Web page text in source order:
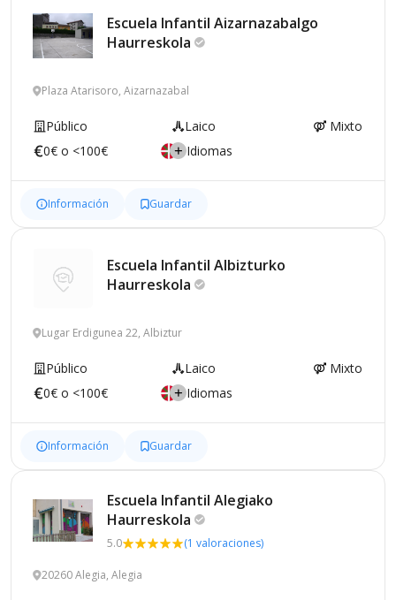
Escuela Infantil Aizarnazabalgo
Haurreskola
Plaza Atarisoro, Aizarnazabal
Público Laico
Mixto
0€ o <100€
Idiomas
Información Guardar
Escuela Infantil Albizturko
Haurreskola
Lugar Erdigunea 22, Albiztur
Público Laico
Mixto
0€ o <100€
Idiomas
Información Guardar
Escuela Infantil Alegiako
Haurreskola
5.0 (1 valoraciones)
20260 Alegia, Alegia